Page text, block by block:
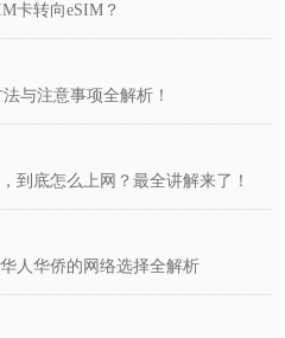
卡转向eSIM？
与注意事项全解析！
到底怎么上网？最全讲解来了！
人华侨的网络选择全解析